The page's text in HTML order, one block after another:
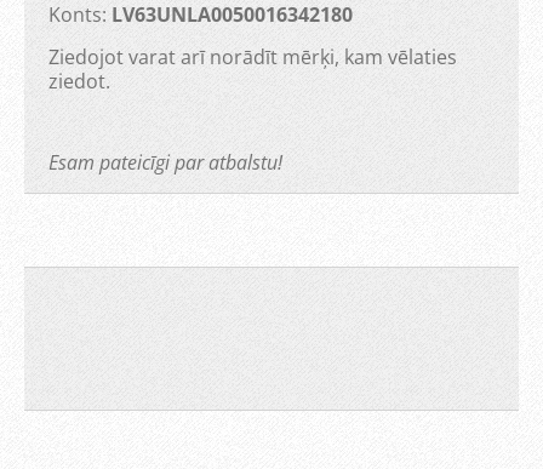
Konts: LV63UNLA0050016342180
Ziedojot varat arī norādīt mērķi, kam vēlaties
ziedot.
Esam pateicīgi par atbalstu!